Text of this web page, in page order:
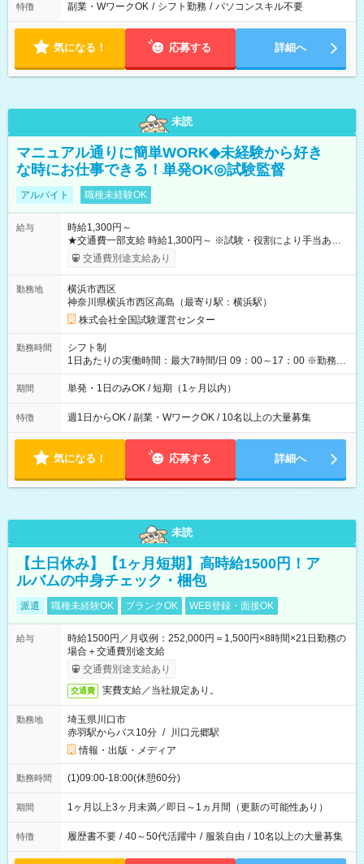
特徴 副業・WワークOK / シフト勤務 / パソコンスキル不要
気になる！ 応募する 詳細へ
未読
マニュアル通りに簡単WORK◆未経験から好き
な時にお仕事できる！単発OK◎試験監督
アルバイト 職種未経験OK
給与
時給1,300円～
★交通費一部支給 時給1,300円～ ※試験・役割により手当あり
※勤務回数により昇給あり 【即給（前払い）オプションあ
り！】 希望される場合、勤務から1週間ほどで給与の一部を受け
例】 ・河合塾模擬試験 8:30～17:30（休憩1時間） 時給1,300円
×8時間＝日収10,400円＋交通費 ※当日の役割により時給＋100
円の場合あり ・国家試験 7:00～13:30（休憩なし） 時給1,300
円（役割手当＋100円）×6時間＝日収8,400円＋交通費 【試用期
間】試用期間なし
交通費別途支給あり
勤務地
横浜市西区
神奈川県横浜市西区高島（最寄り駅：横浜駅）
株式会社全国試験運営センター
勤務時間
シフト制
1日あたりの実働時間：最大7時間/日 09：00～17：00 ※勤務時
間は 試験により異なります。
期間 単発・1日のみOK / 短期（1ヶ月以内）
特徴 週1日からOK / 副業・WワークOK / 10名以上の大量募集
気になる！ 応募する 詳細へ
未読
【土日休み】【1ヶ月短期】高時給1500円！ア
ルバムの中身チェック・梱包
派遣 職種未経験OK ブランクOK WEB登録・面接OK
給与
時給1500円／月収例：252,000円＝1,500円×8時間×21日勤務の
場合＋交通費別途支給
交通費別途支給あり
交通費 実費支給／当社規定あり。
勤務地
埼玉県川口市
赤羽駅からバス10分 / 川口元郷駅
情報・出版・メディア
勤務時間 (1)09:00-18:00(休憩60分)
期間 1ヶ月以上3ヶ月未満／即日～1ヵ月間（更新の可能性あり）
特徴 履歴書不要 / 40～50代活躍中 / 服装自由 / 10名以上の大量募集